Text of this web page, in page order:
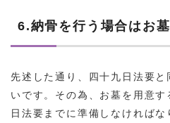
6.納骨を行う場合はお
先述した通り、四十九日法要
いです。その為、お墓を用意
日法要までに準備しなければ